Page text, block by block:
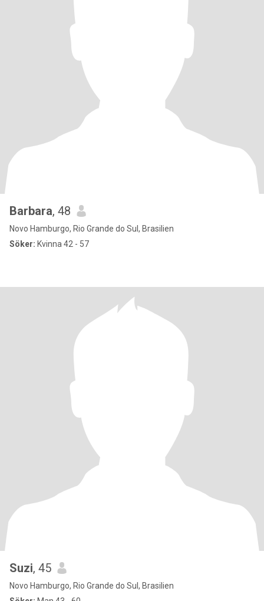
Barbara, 48
Novo Hamburgo, Rio Grande do Sul, Brasilien
Söker: Kvinna 42 - 57
Suzi, 45
Novo Hamburgo, Rio Grande do Sul, Brasilien